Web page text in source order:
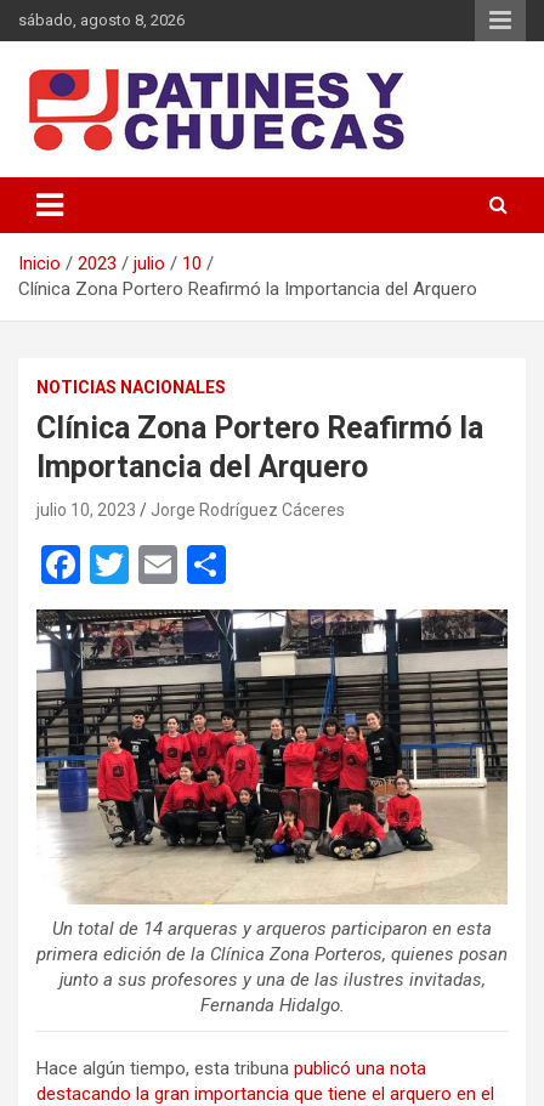
Saltar
al
sábado, agosto 8, 2026
Patines y Chuecas
Inicio 2023 julio
10
Clínica Zona Portero Reafirmó la Importancia del Arquero
NOTICIAS NACIONALES
Clínica Zona Portero Reafirmó la
Importancia del Arquero
julio 10, 2023 Jorge Rodríguez Cáceres
F
a
ce
b
o
o
k
T
wi
tt
er
E
m
ail
o
m
p
ar
tir
Un total de 14 arqueras y arqueros participaron en esta
primera edición de la Clínica Zona Porteros, quienes posan
junto a sus profesores y una de las ilustres invitadas,
Fernanda Hidalgo.
Hace algún tiempo, esta tribuna publicó una nota
destacando la gran importancia que tiene el arquero en el